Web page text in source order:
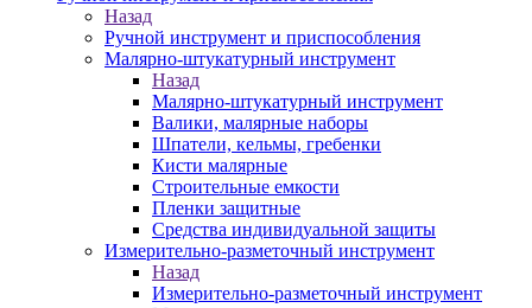
Назад
Ручной инструмент и приспособления
Малярно-штукатурный инструмент
Назад
Малярно-штукатурный инструмент
Валики, малярные наборы
Шпатели, кельмы, гребенки
Кисти малярные
Строительные емкости
Пленки защитные
Средства индивидуальной защиты
Измерительно-разметочный инструмент
Назад
Измерительно-разметочный инструмент